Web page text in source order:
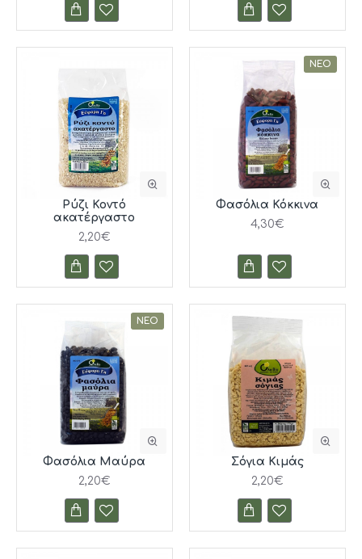
Ρύζι Κοντό
ακατέργαστο
2,20€
ΝΈΟ
Φασόλια Κόκκινα
4,30€
ΝΈΟ
Φασόλια Μαύρα
2,20€
Σόγια Κιμάς
2,20€